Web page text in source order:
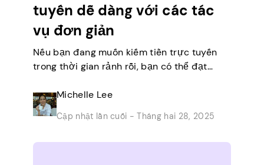
tuyến dễ dàng với các tác
vụ đơn giản
Nếu bạn đang muốn kiếm tiền trực tuyến
trong thời gian rảnh rỗi, bạn có thể đạt
công việc đơn giản tại nhà. Có rất nhiều
người ngoài kia giống như bạn, những
người biến công việc nhanh chóng từ sự
Michelle Lee
Cập nhật lần cuối - Tháng hai 28, 2025